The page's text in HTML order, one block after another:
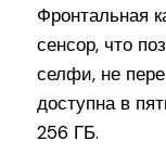
Фронтальная
сенсор, что
селфи, не
доступна в
256 ГБ.